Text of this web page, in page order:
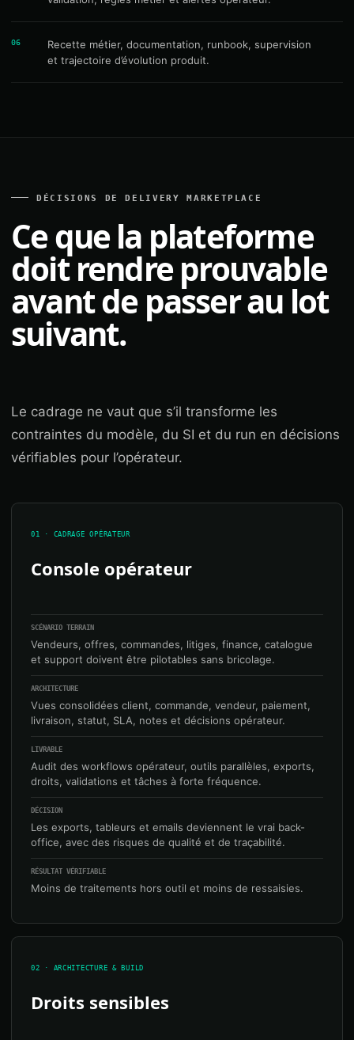
06
Recette métier, documentation, runbook, supervision
et trajectoire d’évolution produit.
DÉCISIONS DE DELIVERY MARKETPLACE
Ce que la plateforme
doit rendre prouvable
avant de passer au lot
suivant.
Le cadrage ne vaut que s’il transforme les
contraintes du modèle, du SI et du run en décisions
vérifiables pour l’opérateur.
01 · CADRAGE OPÉRATEUR
Console opérateur
SCÉNARIO TERRAIN
Vendeurs, offres, commandes, litiges, finance, catalogue
et support doivent être pilotables sans bricolage.
ARCHITECTURE
Vues consolidées client, commande, vendeur, paiement,
livraison, statut, SLA, notes et décisions opérateur.
LIVRABLE
Audit des workflows opérateur, outils parallèles, exports,
droits, validations et tâches à forte fréquence.
DÉCISION
Les exports, tableurs et emails deviennent le vrai back-
office, avec des risques de qualité et de traçabilité.
RÉSULTAT VÉRIFIABLE
Moins de traitements hors outil et moins de ressaisies.
02 · ARCHITECTURE & BUILD
Droits sensibles